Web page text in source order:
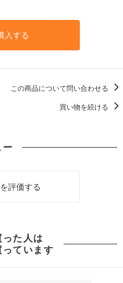
入する
この商品について問い合わせる
買い物を続ける
ー
評価する
た人は
ています